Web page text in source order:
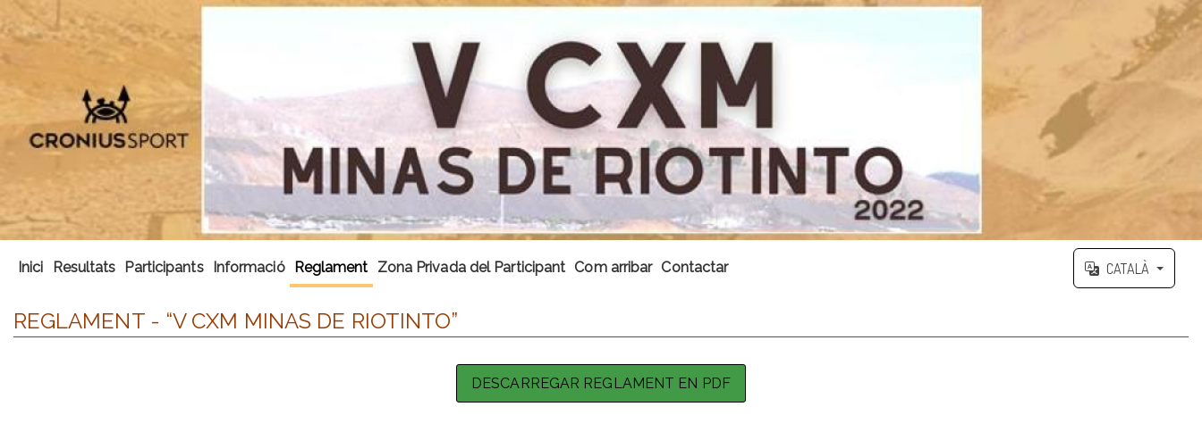
Inici Resultats Participants Informació Reglament Zona Privada del Participant Com arribar Contactar CATALÀ
REGLAMENT - “V CXM MINAS DE RIOTINTO”
DESCARREGAR REGLAMENT EN PDF